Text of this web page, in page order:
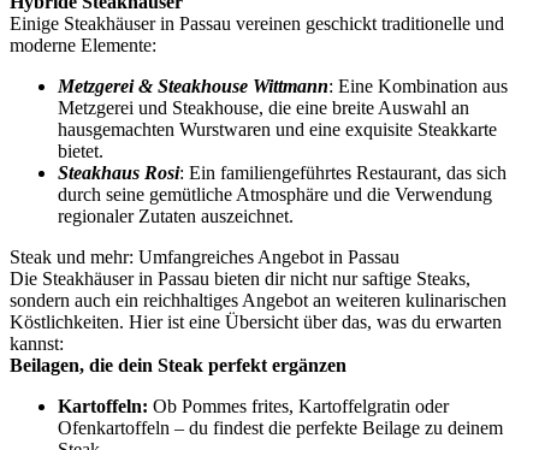
Einige Steakhäuser in Passau vereinen geschickt traditionelle und
moderne Elemente:
Metzgerei & Steakhouse Wittmann: Eine Kombination aus
Metzgerei und Steakhouse, die eine breite Auswahl an
hausgemachten Wurstwaren und eine exquisite Steakkarte
bietet.
Steakhaus Rosi: Ein familiengeführtes Restaurant, das sich
durch seine gemütliche Atmosphäre und die Verwendung
regionaler Zutaten auszeichnet.
Steak und mehr: Umfangreiches Angebot in Passau
Die Steakhäuser in Passau bieten dir nicht nur saftige Steaks,
sondern auch ein reichhaltiges Angebot an weiteren kulinarischen
Köstlichkeiten. Hier ist eine Übersicht über das, was du erwarten
kannst:
Beilagen, die dein Steak perfekt ergänzen
Kartoffeln: Ob Pommes frites, Kartoffelgratin oder
Ofenkartoffeln – du findest die perfekte Beilage zu deinem